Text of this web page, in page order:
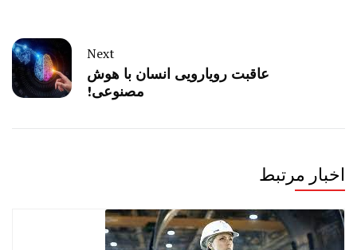
Next
عاقبت رویارویی انسان با هوش
مصنوعی!
اخبار مرتبط